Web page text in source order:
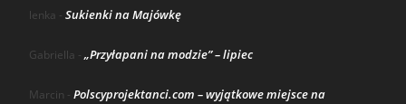
lenka - Sukienki na Majówkę
Gabriella -„Przyłapani na modzie” – lipiec
Marcin - Polscyprojektanci.com – wyjątkowe miejsce na